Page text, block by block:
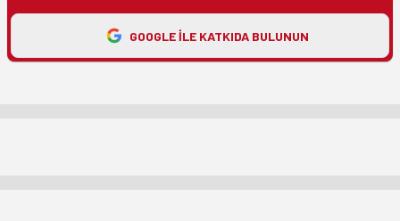
GOOGLE ILE KATKIDA BULUNUN